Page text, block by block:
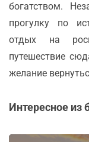
богатством.
прогулку по
отдых на
путешествие
желание
Интересное из